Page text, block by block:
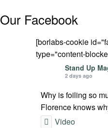
Mein Konto
Our Facebook
[borlabs-cookie
type="content-
Stand Up
2 days ago
Why is foiling so
Florence knows
Video